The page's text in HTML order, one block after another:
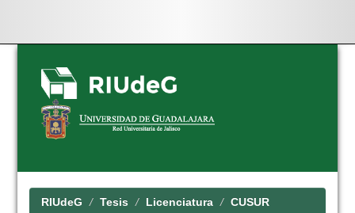
Skip
navigation
RIUdeG Tesis Licenciatura CUSUR